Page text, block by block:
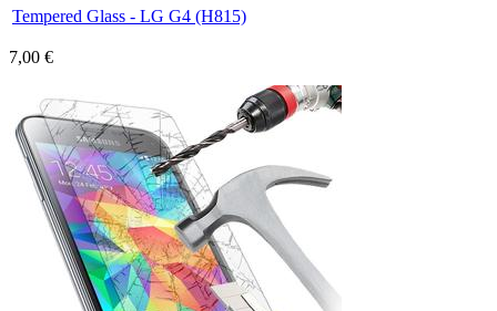
Tempered Glass - LG G4 (H815)
7,00 €